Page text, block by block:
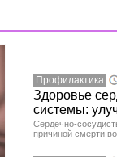
Профилактика
Здоровье
системы:
Сердечно-
причиной смерти